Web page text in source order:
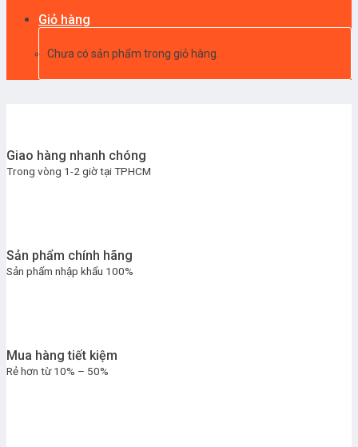
Giỏ hàng
Chưa có sản phẩm trong giỏ hàng.
Giao hàng nhanh chóng
Trong vòng 1-2 giờ tại TPHCM
Sản phẩm chính hãng
Sản phẩm nhập khẩu 100%
Mua hàng tiết kiệm
Rẻ hơn từ 10% – 50%